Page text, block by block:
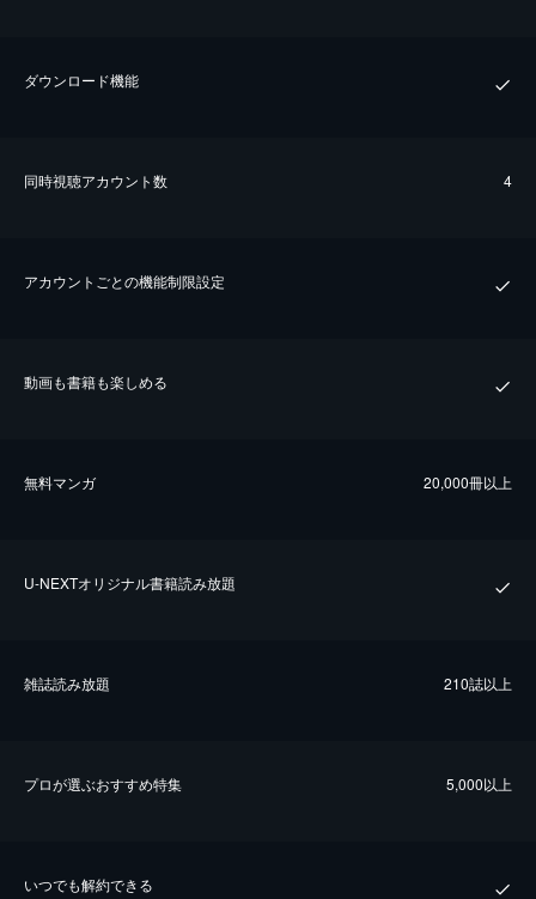
ダウンロード機能
同時視聴アカウント数 4
アカウントごとの機能制限設定
動画も書籍も楽しめる
無料マンガ 20,000冊以上
U-NEXTオリジナル書籍読み放題
雑誌読み放題 210誌以上
プロが選ぶおすすめ特集 5,000以上
いつでも解約できる